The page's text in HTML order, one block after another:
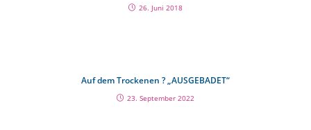
26. Juni 2018
Auf dem Trockenen ? „AUSGEBADET“
23. September 2022